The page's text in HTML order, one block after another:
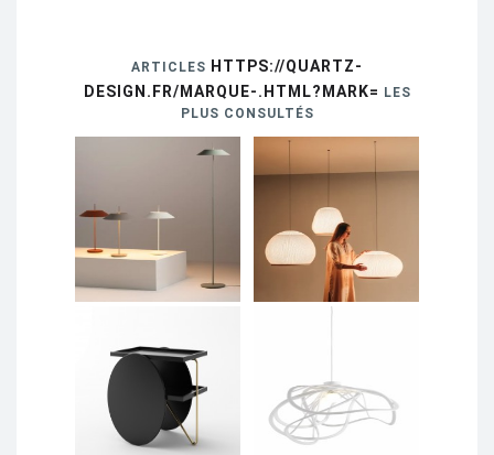
ARTICLES HTTPS://QUARTZ-
DESIGN.FR/MARQUE-.HTML?MARK= LES
PLUS CONSULTÉS